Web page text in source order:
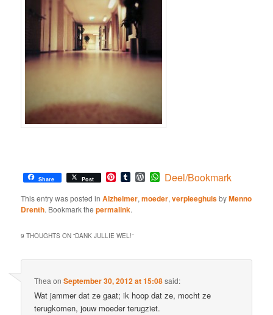
Share Post Pinterest
TumblrWordPress
WhatsApp
Deel/Bookmark
This entry was posted inAlzheimer,moeder,verpleeghuisbyMenno
Drenth. Bookmark thepermalink.
9 THOUGHTS ON “DANK JULLIE WEL!”
Thea onSeptember 30, 2012 at 15:08said:
Wat jammer dat ze gaat; ik hoop dat ze, mocht ze
terugkomen, jouw moeder terugziet.